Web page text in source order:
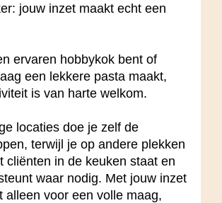
jouw inzet maakt echt een
ervaren hobbykok bent of
een lekkere pasta maakt,
is van harte welkom.
locaties doe je zelf de
terwijl je op andere plekken
cliënten in de keuken staat en
waar nodig. Met jouw inzet
alleen voor een volle maag,